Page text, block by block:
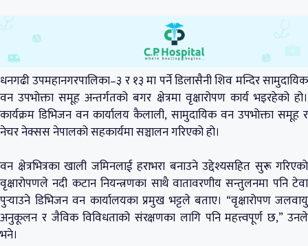
धनगढी उपमहानगरपालिका–३ र १३ मा पर्ने डिलासैनी शिव मन्दिर सामुदायिक
वन उपभोक्ता समूह अन्तर्गतको बगर क्षेत्रमा वृक्षारोपण कार्य भइरहेको हो।
कार्यक्रम डिभिजन वन कार्यालय कैलाली, सामुदायिक वन उपभोक्ता समूह र
नेचर नेक्सस नेपालको सहकार्यमा सञ्चालन गरिएको हो।
वन क्षेत्रभित्रका खाली जमिनलाई हराभरा बनाउने उद्देश्यसहित सुरू गरिएको
वृक्षारोपणले नदी कटान नियन्त्रणका साथै वातावरणीय सन्तुलनमा पनि टेवा
पुर्‍याउने डिभिजन वन कार्यालयका प्रमुख भट्टले बताए। “वृक्षारोपण जलवायु
अनुकूलन र जैविक विविधताको संरक्षणका लागि पनि महत्त्वपूर्ण छ,” उनले
भने।